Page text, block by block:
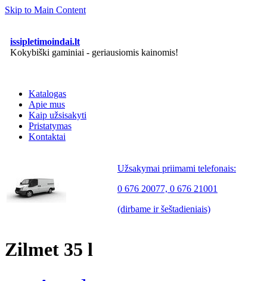
Skip to Main Content
issipletimoindai.lt
Kokybiški gaminiai - geriausiomis kainomis!
Katalogas
Apie mus
Kaip užsisakyti
Pristatymas
Kontaktai
Užsakymai priimami telefonais:
0 676 20077, 0 676 21001
(dirbame ir šeštadieniais)
Zilmet 35 l